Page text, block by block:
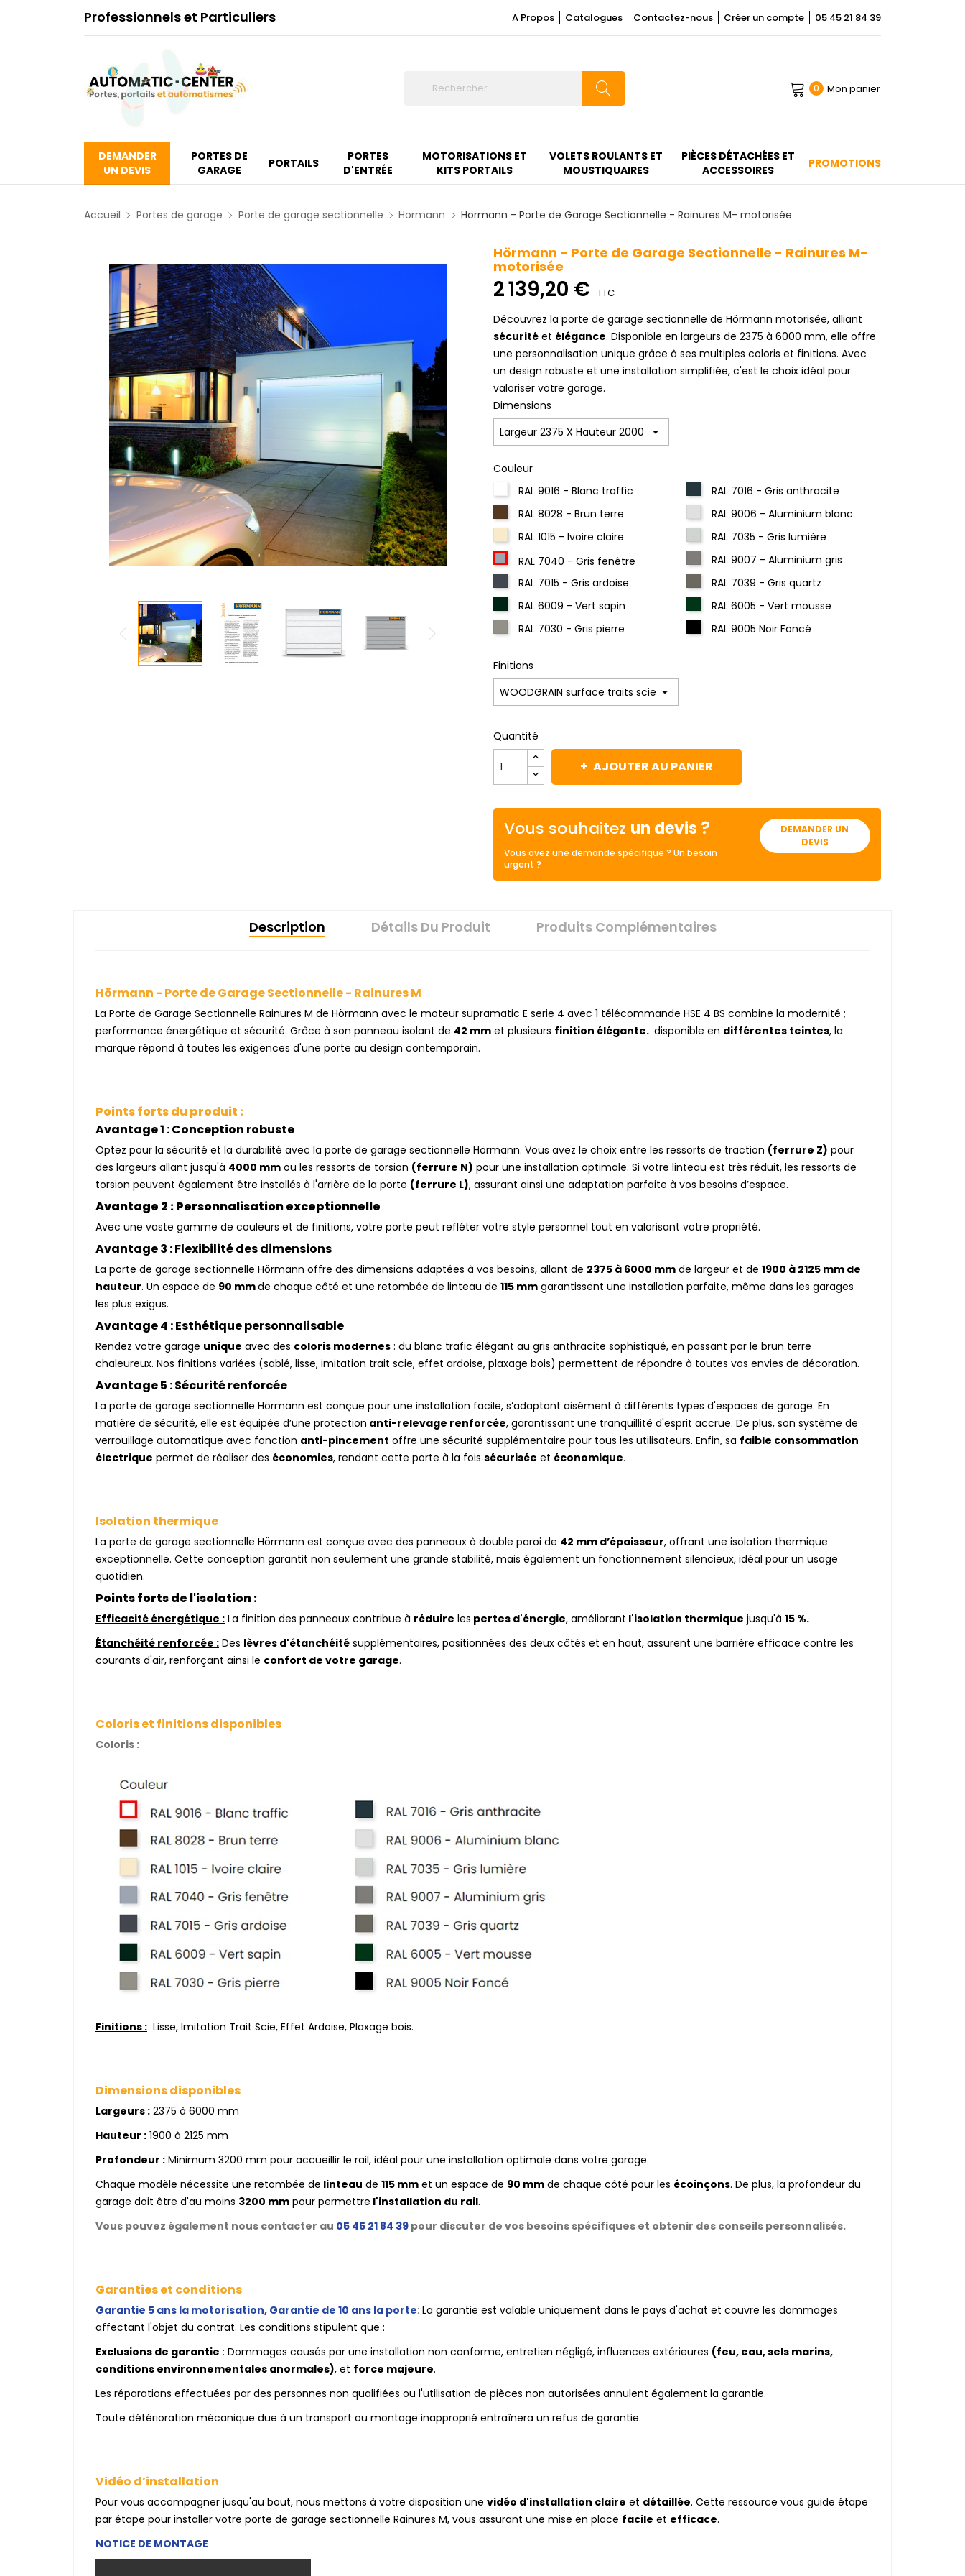
Professionnels et Particuliers A Propos Catalogues Contactez-nous Créer un compte 05 45 21 84 39
0 Mon panier
DEMANDER
UN DEVIS
PORTES DE
GARAGE
PORTAILS
PORTES
D'ENTRÉE
MOTORISATIONS ET
KITS PORTAILS
VOLETS ROULANTS ET
MOUSTIQUAIRES
PIÈCES DÉTACHÉES ET
ACCESSOIRES
PROMOTIONS
Accueil Portes de garage Porte de garage sectionnelle Hormann Hörmann - Porte de Garage Sectionnelle - Rainures M- motorisée
Hörmann - Porte de Garage Sectionnelle - Rainures M-
motorisée
2 139,20 € TTC
Découvrez la porte de garage sectionnelle de Hörmann motorisée, alliant
sécurité et élégance. Disponible en largeurs de 2375 à 6000 mm, elle offre
une personnalisation unique grâce à ses multiples coloris et finitions. Avec
un design robuste et une installation simplifiée, c'est le choix idéal pour
valoriser votre garage.
Dimensions
Couleur
RAL 9016 - Blanc traffic
RAL 7016 - Gris anthracite
RAL 8028 - Brun terre
RAL 9006 - Aluminium blanc
RAL 1015 - Ivoire claire
RAL 7035 - Gris lumière
RAL 7040 - Gris fenêtre
RAL 9007 - Aluminium gris
RAL 7015 - Gris ardoise
RAL 7039 - Gris quartz
RAL 6009 - Vert sapin
RAL 6005 - Vert mousse
RAL 7030 - Gris pierre
RAL 9005 Noir Foncé
Finitions
Quantité
AJOUTER AU PANIER
Vous souhaitez un devis ?
Vous avez une demande spécifique ? Un besoin
urgent ?
DEMANDER UN
DEVIS
Description Détails Du Produit Produits Complémentaires
Hörmann - Porte de Garage Sectionnelle - Rainures M
La Porte de Garage Sectionnelle Rainures M de Hörmann avec le moteur supramatic E serie 4 avec 1 télécommande HSE 4 BS combine la modernité ;
performance énergétique et sécurité. Grâce à son panneau isolant de 42 mm et plusieurs finition élégante. disponible en différentes teintes, la
marque répond à toutes les exigences d'une porte au design contemporain.
Points forts du produit :
Avantage 1 : Conception robuste
Optez pour la sécurité et la durabilité avec la porte de garage sectionnelle Hörmann. Vous avez le choix entre les ressorts de traction (ferrure Z) pour
des largeurs allant jusqu'à 4000 mm ou les ressorts de torsion (ferrure N) pour une installation optimale. Si votre linteau est très réduit, les ressorts de
torsion peuvent également être installés à l'arrière de la porte (ferrure L), assurant ainsi une adaptation parfaite à vos besoins d’espace.
Avantage 2 : Personnalisation exceptionnelle
Avec une vaste gamme de couleurs et de finitions, votre porte peut refléter votre style personnel tout en valorisant votre propriété.
Avantage 3 : Flexibilité des dimensions
La porte de garage sectionnelle Hörmann offre des dimensions adaptées à vos besoins, allant de 2375 à 6000 mm de largeur et de 1900 à 2125 mm de
hauteur. Un espace de 90 mmde chaque côté et une retombée de linteau de 115 mm garantissent une installation parfaite, même dans les garages
les plus exigus.
Avantage 4 : Esthétique personnalisable
Rendez votre garage unique avec des coloris modernes : du blanc trafic élégant au gris anthracite sophistiqué, en passant par le brun terre
chaleureux. Nos finitions variées (sablé, lisse, imitation trait scie, effet ardoise, plaxage bois) permettent de répondre à toutes vos envies de décoration.
Avantage 5 : Sécurité renforcée
La porte de garage sectionnelle Hörmann est conçue pour une installation facile, s’adaptant aisément à différents types d'espaces de garage. En
matière de sécurité, elle est équipée d’une protection anti-relevage renforcée, garantissant une tranquillité d'esprit accrue. De plus, son système de
verrouillage automatique avec fonction anti-pincement offre une sécurité supplémentaire pour tous les utilisateurs. Enfin, sa faible consommation
électrique permet de réaliser des économies, rendant cette porte à la fois sécurisée et économique.
Isolation thermique
La porte de garage sectionnelle Hörmann est conçue avec des panneaux à double paroi de 42 mm d’épaisseur, offrant une isolation thermique
exceptionnelle. Cette conception garantit non seulement une grande stabilité, mais également un fonctionnement silencieux, idéal pour un usage
quotidien.
Points forts de l'isolation :
Efficacité énergétique : La finition des panneaux contribue à réduire les pertes d'énergie, améliorant l'isolation thermique jusqu'à 15 %.
Étanchéité renforcée : Des lèvres d'étanchéité supplémentaires, positionnées des deux côtés et en haut, assurent une barrière efficace contre les
courants d'air, renforçant ainsi le confort de votre garage.
Coloris et finitions disponibles
Coloris :
Finitions : Lisse, Imitation Trait Scie, Effet Ardoise, Plaxage bois.
Dimensions disponibles
Largeurs : 2375 à 6000 mm
Hauteur : 1900 à 2125 mm
Profondeur : Minimum 3200 mm pour accueillir le rail, idéal pour une installation optimale dans votre garage.
Chaque modèle nécessite une retombée de linteau de 115 mm et un espace de 90 mm de chaque côté pour les écoinçons. De plus, la profondeur du
garage doit être d'au moins 3200 mm pour permettre l'installation du rail.
Vous pouvez également nous contacter au 05 45 21 84 39 pour discuter de vos besoins spécifiques et obtenir des conseils personnalisés.
Garanties et conditions
Garantie 5 ans la motorisation, Garantie de 10 ans la porte: La garantie est valable uniquement dans le pays d'achat et couvre les dommages
affectant l'objet du contrat. Les conditions stipulent que :
Exclusions de garantie : Dommages causés par une installation non conforme, entretien négligé, influences extérieures (feu, eau, sels marins,
conditions environnementales anormales), et force majeure.
Les réparations effectuées par des personnes non qualifiées ou l'utilisation de pièces non autorisées annulent également la garantie.
Toute détérioration mécanique due à un transport ou montage inapproprié entraînera un refus de garantie.
Vidéo d’installation
Pour vous accompagner jusqu'au bout, nous mettons à votre disposition une vidéo d'installation claire et détaillée. Cette ressource vous guide étape
par étape pour installer votre porte de garage sectionnelle Rainures M, vous assurant une mise en place facile et efficace.
NOTICE DE MONTAGE